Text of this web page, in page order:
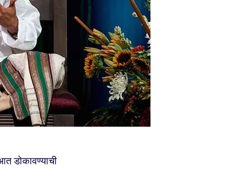
डोकावण्याची